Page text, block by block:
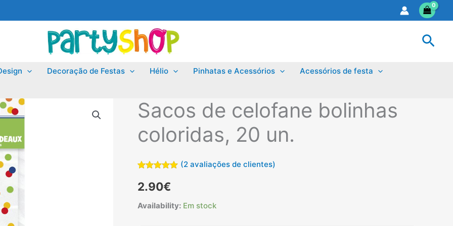
Decoração de Festas Hélio Pinhatas e Acessórios
Acessórios de festa
Sacos de celofane bolinhas
coloridas, 20 un.
com5.00
em 5 com
classificações
(2 avaliações de clientes)
2.90€
Availability: Em stock